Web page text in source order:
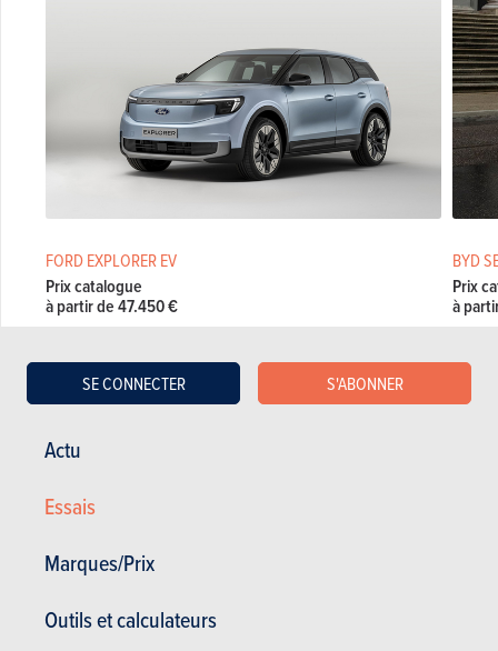
Actu
Essais
Marques/Prix
Outils et calculateurs
SE CONNECTER S'ABONNER
FORD EXPLORER EV
Prix catalogue
à partir de 47.450 €
BYD
Prix
à
Actualités Hyundai Ioniq 6